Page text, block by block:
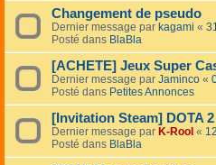
Changement de pseudo
Dernier message par kagami «
Posté dans BlaBla
[ACHETE] Jeux Super
Dernier message par Jaminco «
Posté dans Petites Annonces
[Invitation Steam] DOTA 2
Dernier message par K-Rool «
Posté dans BlaBla